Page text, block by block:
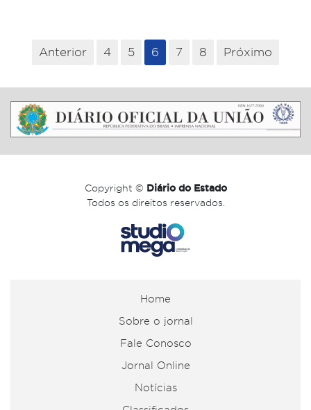
Anterior 4 5 6 7 8 Próximo
Copyright © Diário do Estado
Todos os direitos reservados.
Home
Sobre o jornal
Fale Conosco
Jornal Online
Notícias